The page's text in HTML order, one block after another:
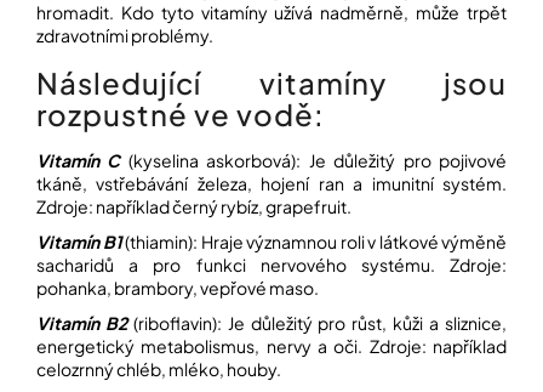
Přihlášení
hromadit. Kdo tyto vitamíny užívá nadměrně, může trpět
zdravotními problémy.
Následující vitamíny jsou
rozpustné ve vodě:
Vitamín C(kyselina askorbová): Je důležitý pro pojivové
tkáně, vstřebávání železa, hojení ran a imunitní systém.
Zdroje: například černý rybíz, grapefruit.
Vitamín B1(thiamin): Hraje významnou roli v látkové výměně
sacharidů a pro funkci nervového systému. Zdroje:
pohanka, brambory, vepřové maso.
Vitamín B2(riboflavin): Je důležitý pro růst, kůži a sliznice,
energetický metabolismus, nervy a oči. Zdroje: například
celozrnný chléb, mléko, houby.